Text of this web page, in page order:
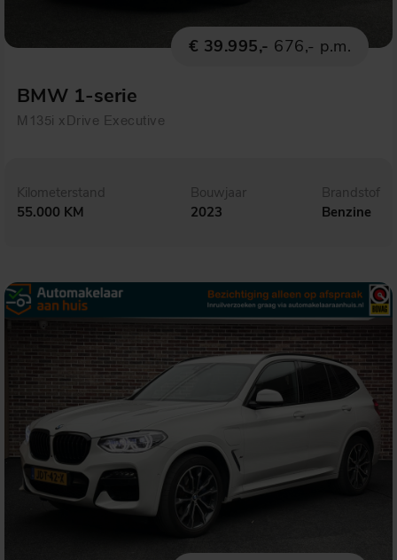
€ 39.995,- 676,- p.m.
BMW 1-serie
M135i xDrive Executive
Kilometerstand
55.000 KM
Bouwjaar
2023
Brandstof
Benzine